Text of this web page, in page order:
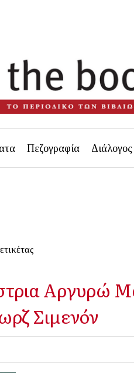
Πεζογραφία Διάλογος
Αργυρώ
Σιμενόν